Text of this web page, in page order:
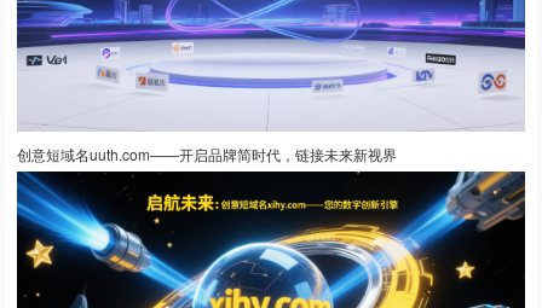
创意短域名uuth.com——开启品牌简时代，链接未来新视界